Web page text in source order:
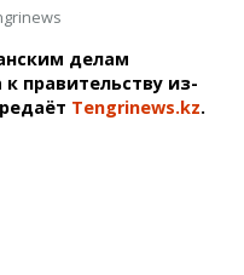
делам
правительству из-
Tengrinews.kz.